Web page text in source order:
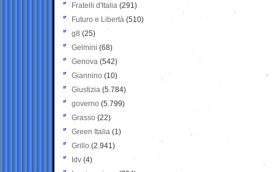
Fratelli d'Italia (291)
Futuro e Libertà (510)
g8 (25)
Gelmini (68)
Genova (542)
Giannino (10)
Giustizia (5.784)
governo (5.799)
Grasso (22)
Green Italia (1)
Grillo (2.941)
Idv (4)